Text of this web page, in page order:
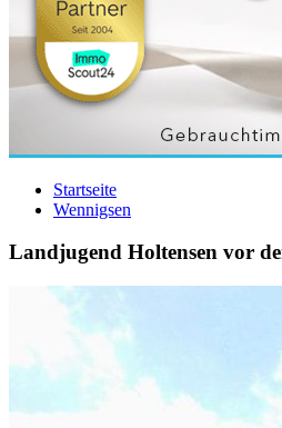
Startseite
Wennigsen
Landjugend Holtensen vor